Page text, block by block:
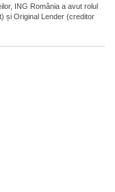
ING România a avut rolul
și Original Lender (creditor